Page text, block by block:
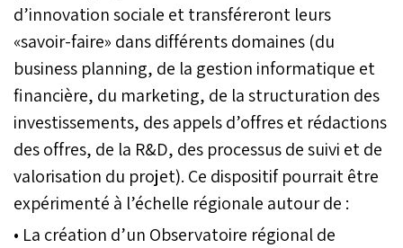
d’innovation sociale et transféreront leurs
«savoir-faire» dans différents domaines (du
business planning, de la gestion informatique et
financière, du marketing, de la structuration des
investissements, des appels d’offres et rédactions
des offres, de la R&D, des processus de suivi et de
valorisation du projet). Ce dispositif pourrait être
expérimenté à l’échelle régionale autour de :
• La création d’un Observatoire régional de